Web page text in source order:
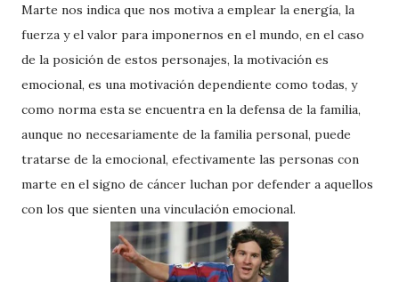
Marte nos indica que nos motiva a emplear la energía, la
fuerza y el valor para imponernos en el mundo, en el caso
de la posición de estos personajes, la motivación es
emocional, es una motivación dependiente como todas, y
como norma esta se encuentra en la defensa de la familia,
aunque no necesariamente de la familia personal, puede
tratarse de la emocional, efectivamente las personas con
marte en el signo de cáncer luchan por defender a aquellos
con los que sienten una vinculación emocional.